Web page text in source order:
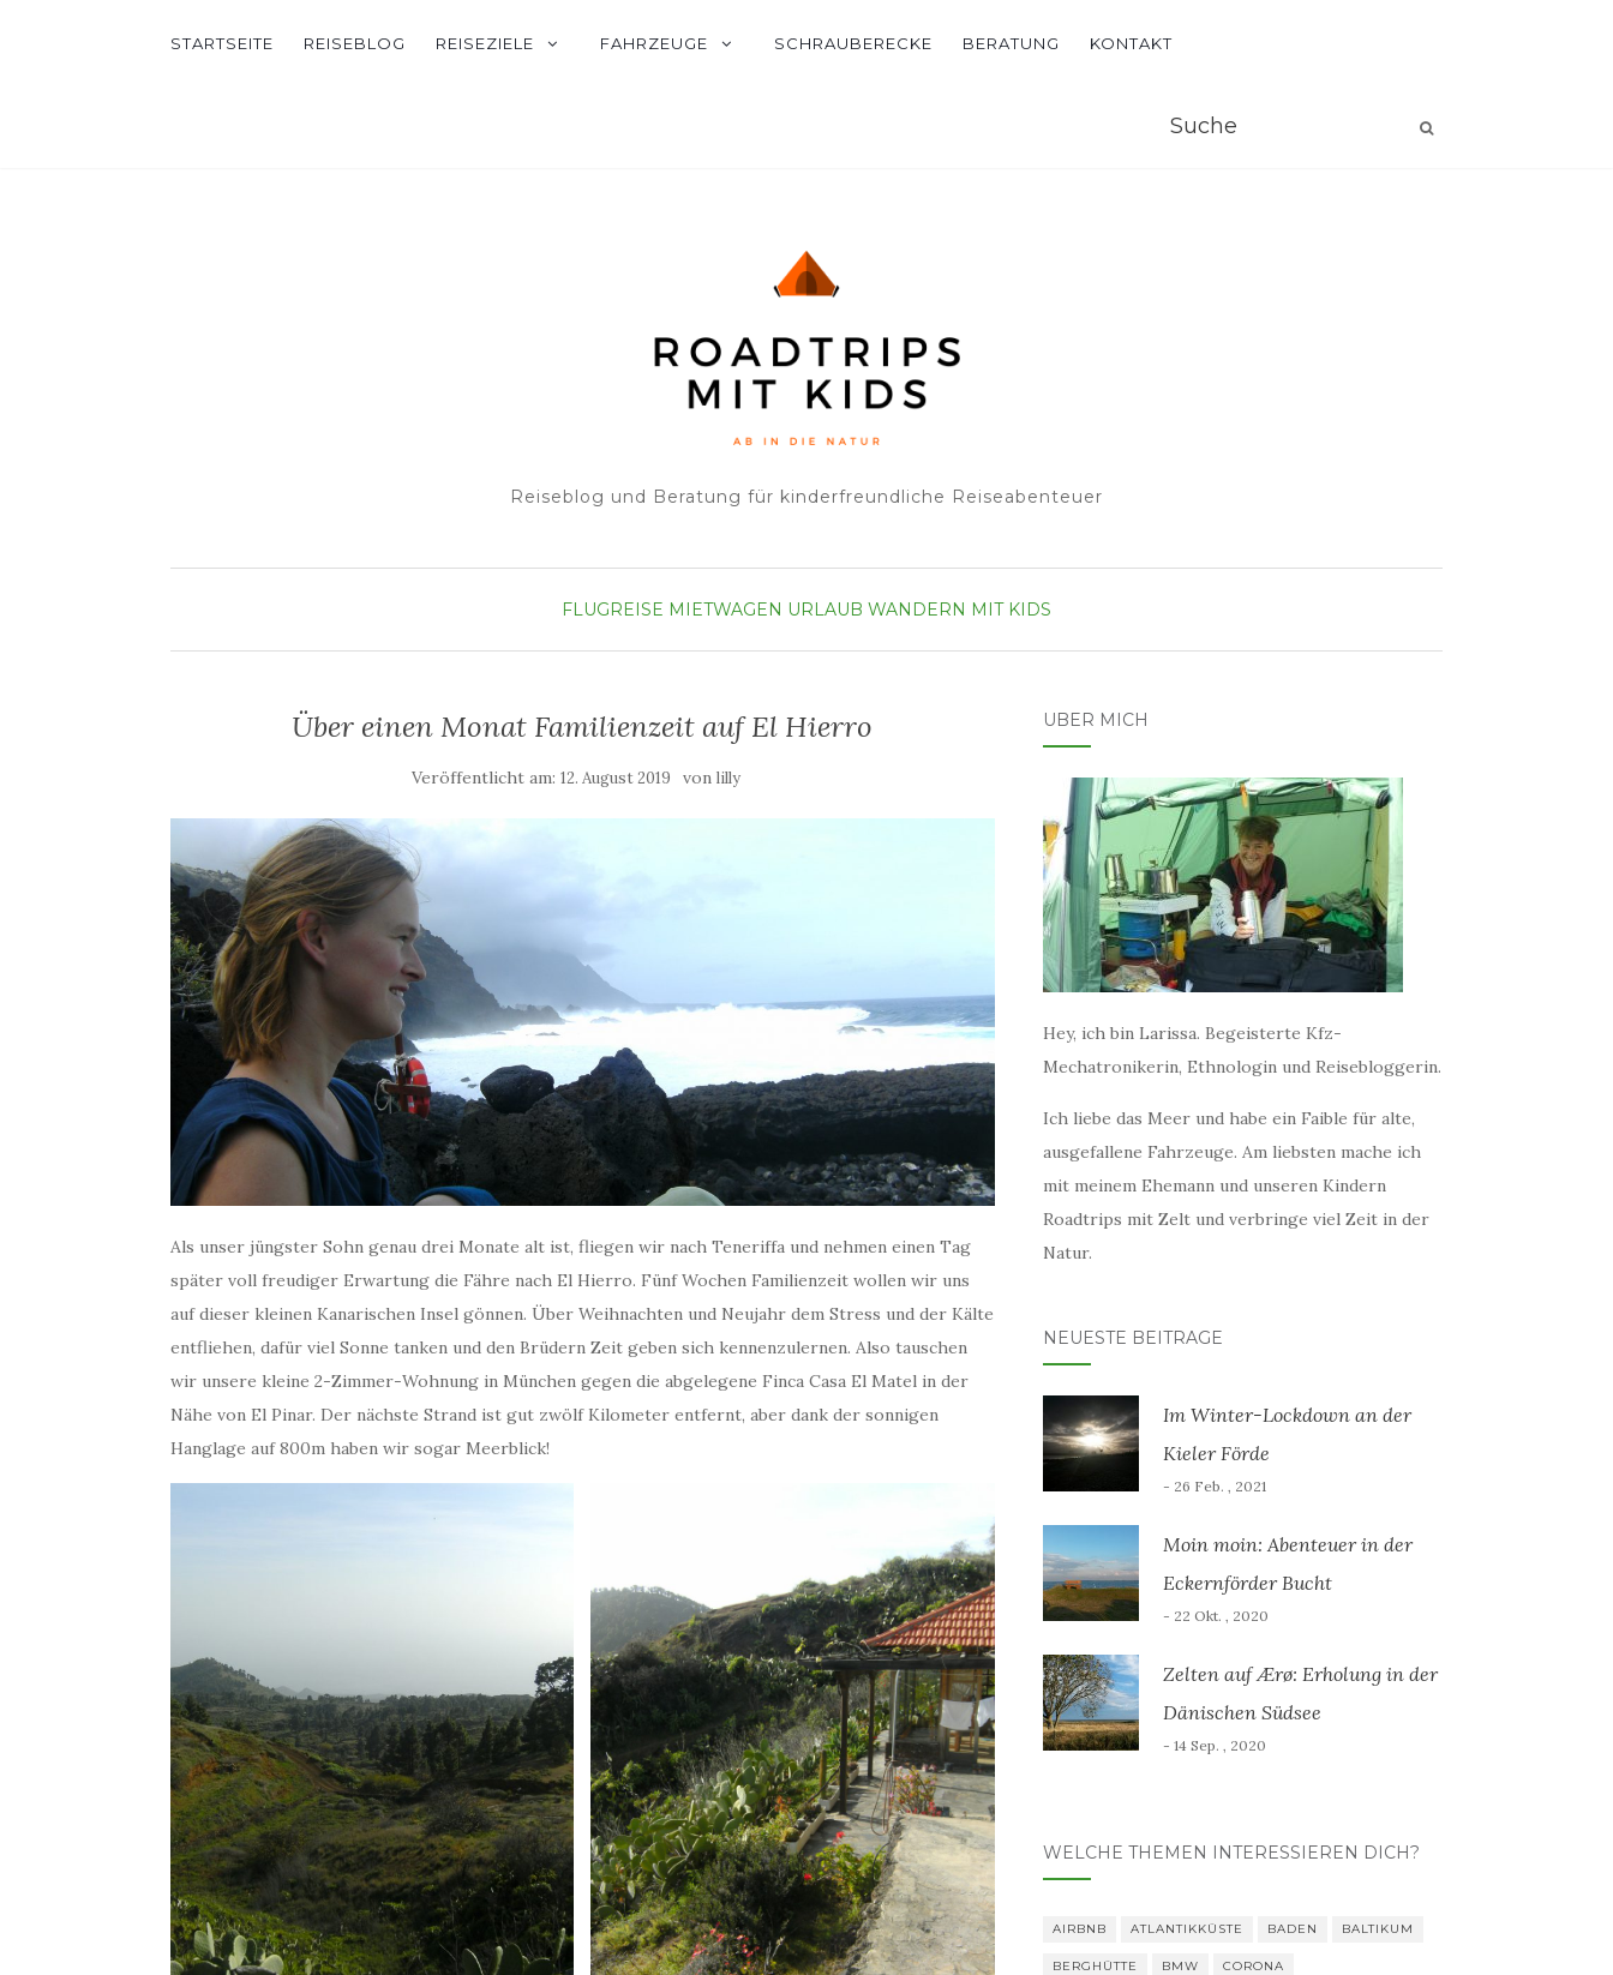
STARTSEITE REISEBLOG REISEZIELE FAHRZEUGE SCHRAUBERECKE BERATUNG KONTAKT
Reiseblog und Beratung für kinderfreundliche Reiseabenteuer
FLUGREISE MIETWAGEN URLAUB WANDERN MIT KIDS
Über einen Monat Familienzeit auf El Hierro
Veröffentlicht am:12. August 2019 vonlilly
Als unser jüngster Sohn genau drei Monate alt ist, fliegen wir nach Teneriffa und nehmen einen Tag
später voll freudiger Erwartung die Fähre nach El Hierro. Fünf Wochen Familienzeit wollen wir uns
auf dieser kleinen Kanarischen Insel gönnen. Über Weihnachten und Neujahr dem Stress und der Kälte
entfliehen, dafür viel Sonne tanken und den Brüdern Zeit geben sich kennenzulernen. Also tauschen
wir unsere kleine 2-Zimmer-Wohnung in München gegen die abgelegene Finca Casa El Matel in der
Nähe von El Pinar. Der nächste Strand ist gut zwölf Kilometer entfernt, aber dank der sonnigen
Hanglage auf 800m haben wir sogar Meerblick!
ÜBER MICH
Hey, ich bin Larissa. Begeisterte Kfz-
Mechatronikerin, Ethnologin und Reisebloggerin.
Ich liebe das Meer und habe ein Faible für alte,
ausgefallene Fahrzeuge. Am liebsten mache ich
mit meinem Ehemann und unseren Kindern
Roadtrips mit Zelt und verbringe viel Zeit in der
Natur.
NEUESTE BEITRÄGE
Im Winter-Lockdown an der
Kieler Förde
- 26 Feb. , 2021
Moin moin: Abenteuer in der
Eckernförder Bucht
- 22 Okt. , 2020
Zelten auf Ærø: Erholung in der
Dänischen Südsee
- 14 Sep. , 2020
WELCHE THEMEN INTERESSIEREN DICH?
AIRBNB ATLANTIKKÜSTE BADEN BALTIKUM
BERGHÜTTE BMW CORONA